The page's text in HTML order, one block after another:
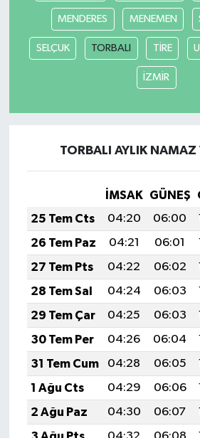
MENDERES MENEMEN
SELÇUK TORBALI TİRE
İZMİR
TORBALI AYLIK NAMAZ
İMSAK GÜNEŞ
25 Tem Cts
04:20 06:00
26 Tem Paz
04:21 06:01
27 Tem Pts
04:22 06:02
28 Tem Sal
04:24 06:03
29 Tem Çar
04:25 06:03
30 Tem Per
04:26 06:04
31 Tem Cum
04:28 06:05
1 Ağu Cts
04:29 06:06
2 Ağu Paz
04:30 06:07